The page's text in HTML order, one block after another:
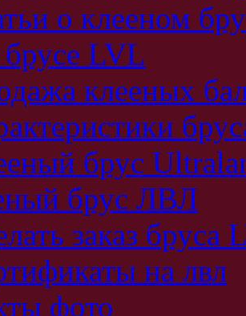
о клееном
LVL
клееных
брус
брус ЛВЛ
заказ бруса
на лвл
фото